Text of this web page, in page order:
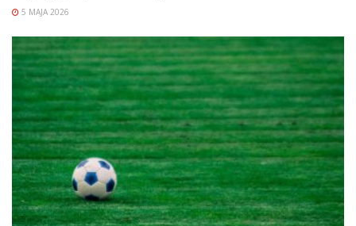
5 MAJA 2026